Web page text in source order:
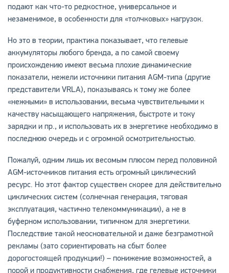
подают как что-то редкостное, универсальное и
незаменимое, в особенности для «толчковых» нагрузок.
Но это в теории, практика показывает, что гелевые
аккумуляторы любого бренда, а по самой своему
происхождению имеют весьма плохие динамические
показатели, нежели источники питания АGM-типа (другие
представители VRLA), показываясь к тому же более
«нежными» в использовании, весьма чувствительными к
качеству насыщающего напряжения, быстроте и току
зарядки и пр., и использовать их в энергетике необходимо в
последнюю очередь и с огромной осмотрительностью.
Пожалуй, одним лишь их весомым плюсом перед половиной
АGM-источников питания есть огромный циклический
ресурс. Но этот фактор существен скорее для действительно
циклических систем (солнечная генерация, тяговая
эксплуатация, частично телекоммуникации), а не в
буферном использовании, типичном для энергетики.
Последствие такой неосновательной и даже безграмотной
рекламы (зато сориентировать на сбыт более
дорогостоящей продукции!) – понижение возможностей, а
порой и продуктивности снабжения, где гелевые источники